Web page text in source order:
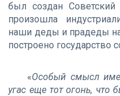
был создан
произошла
наши деды и прадеды
построено государство
«Особый смысл
угас еще тот огонь, что